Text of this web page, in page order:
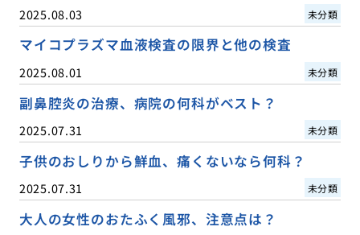
2025.08.03 未分類
マイコプラズマ血液検査の限界と他の検査
2025.08.01 未分類
副鼻腔炎の治療、病院の何科がベスト？
2025.07.31 未分類
子供のおしりから鮮血、痛くないなら何科？
2025.07.31 未分類
大人の女性のおたふく風邪、注意点は？